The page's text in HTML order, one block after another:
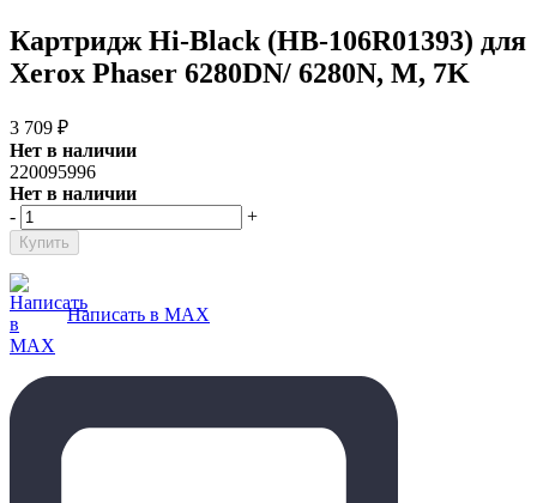
Картридж Hi-Black (HB-106R01393) для
Xerox Phaser 6280DN/ 6280N, M, 7K
3 709 ₽
Нет в наличии
220095996
Нет в наличии
-
+
Написать в MAX